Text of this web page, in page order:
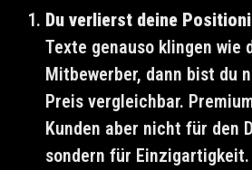
Du verlierst deine
Texte genauso klingen wie
Mitbewerber, dann bist du
Preis vergleichbar.
Kunden aber nicht für den
sondern für